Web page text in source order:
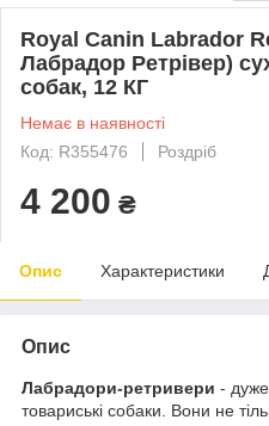
Royal Canin Labrador
Лабрадор Ретрівер)
собак, 12 КГ
Немає в наявності
Код: R355476
Роздріб
4 200 ₴
Опис Характеристики
Опис
Лабрадори-ретривери - дуже
товариські собаки. Вони не